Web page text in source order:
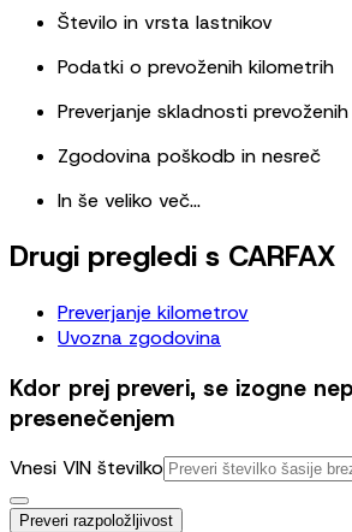
Število in vrsta lastnikov
Podatki o prevoženih kilometrih
Preverjanje skladnosti
Zgodovina poškodb in nesreč
In še veliko več...
Drugi pregledi s CARFAX
Preverjanje kilometrov
Uvozna zgodovina
Kdor prej preveri, se izogne
presenečenjem
Vnesi VIN številko
Preveri razpoložljivost